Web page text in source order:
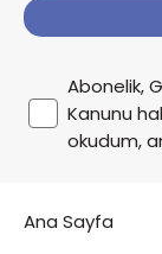
Abonelik,
Kanunu
okudum,
Ana Sayfa